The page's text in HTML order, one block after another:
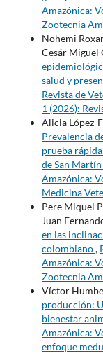
Amazónica:
Zootecnia
Nohemi
Cesár Miguel
salud y
Revista de
1 (2026):
Alicia López-
Prevalencia
prueba
de San Martín
Amazónica:
Medicina
Pere Miquel
Juan
en las
colombiano,
Amazónica:
Zootecnia
Víctor
producción:
bienestar
Amazónica:
enfoque